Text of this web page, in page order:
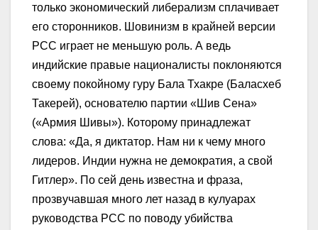
только экономический либерализм сплачивает
его сторонников. Шовинизм в крайней версии
РСС играет не меньшую роль. А ведь
индийские правые националисты поклоняются
своему покойному гуру Бала Тхакре (Баласхеб
Такерей), основателю партии «Шив Сена»
(«Армия Шивы»). Которому принадлежат
слова: «Да, я диктатор. Нам ни к чему много
лидеров. Индии нужна не демократия, а свой
Гитлер». По сей день известна и фраза,
прозвучавшая много лет назад в кулуарах
руководства РСС по поводу убийства